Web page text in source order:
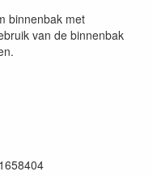
binnenbak met
van de binnenbak